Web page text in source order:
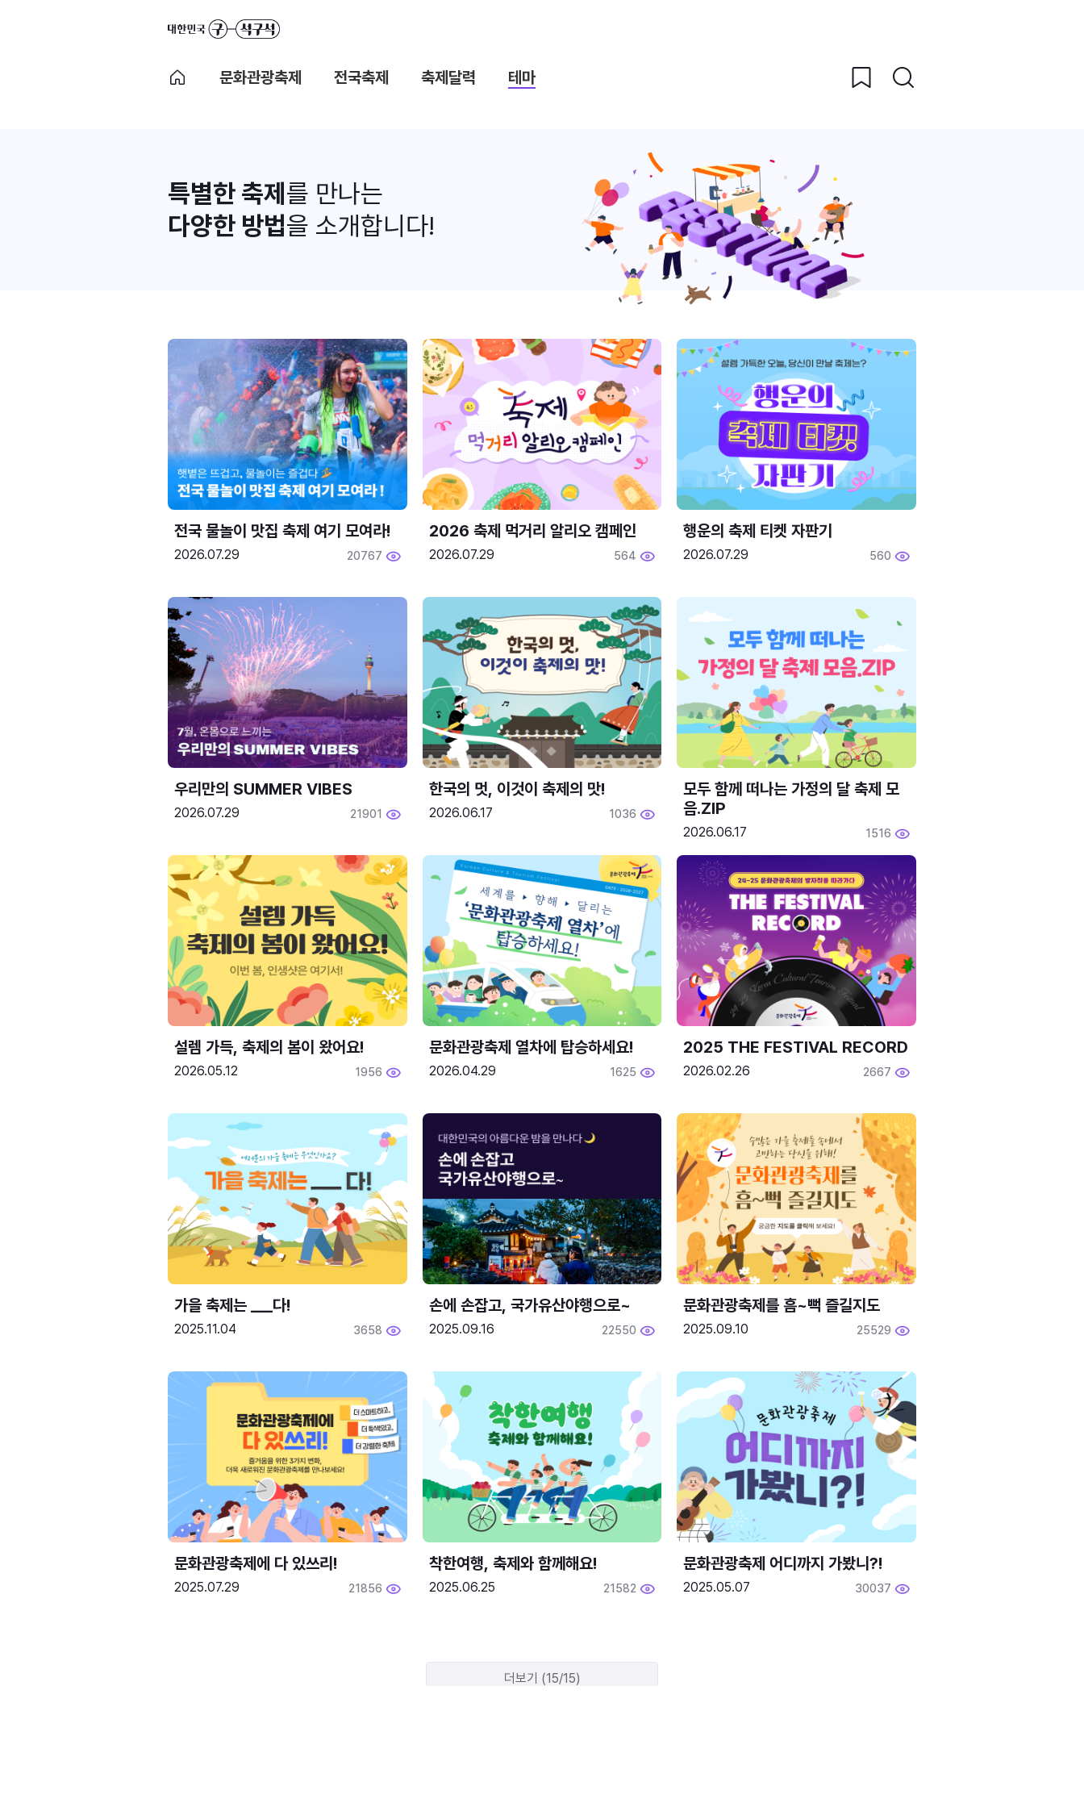
문화관광축제 전국축제 축제달력 테마
특별한 축제 를 만나는
다양한 방법을 소개합니다!
전국 물놀이 맛집 축제 여기 모여라!
2026.07.29 20767
2026 축제 먹거리 알리오 캠페인
2026.07.29 564
행운의 축제 티켓 자판기
2026.07.29 560
우리만의 SUMMER VIBES
2026.07.29 21901
한국의 멋, 이것이 축제의 맛!
2026.06.17 1036
모두 함께 떠나는 가정의 달 축제 모
음.ZIP
2026.06.17 1516
설렘 가득, 축제의 봄이 왔어요!
2026.05.12 1956
문화관광축제 열차에 탑승하세요!
2026.04.29 1625
2025 THE FESTIVAL RECORD
2026.02.26 2667
2025.11.04 3658
손에 손잡고, 국가유산야행으로~
2025.09.16 22550
문화관광축제를 흠~뻑 즐길지도
2025.09.10 25529
문화관광축제에 다 있쓰리!
2025.07.29 21856
착한여행, 축제와 함께해요!
2025.06.25 21582
문화관광축제 어디까지 가봤니?!
2025.05.07 30037
더보기 (15/15)